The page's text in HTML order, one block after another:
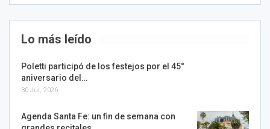
Lo más leído
Poletti participó de los festejos por el 45°
aniversario del…
30 Jul, 2026
Agenda Santa Fe: un fin de semana con